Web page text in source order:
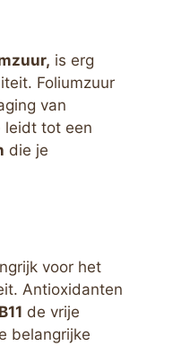
is erg
Foliumzuur
van
leidt tot een
die je
voor het
Antioxidanten
de vrije
belangrijke